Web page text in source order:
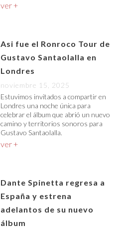
ver +
Asi fue el Ronroco Tour de
Gustavo Santaolalla en
Londres
noviembre 15, 2025
Estuvimos invitados a compartir en
Londres una noche única para
celebrar el álbum que abrió un nuevo
camino y territorios sonoros para
Gustavo Santaolalla.
ver +
Dante Spinetta regresa a
España y estrena
adelantos de su nuevo
álbum